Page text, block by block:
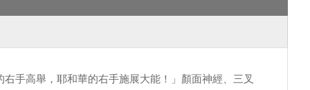
手高舉，耶和華的右手施展大能！」顏面神經、三叉